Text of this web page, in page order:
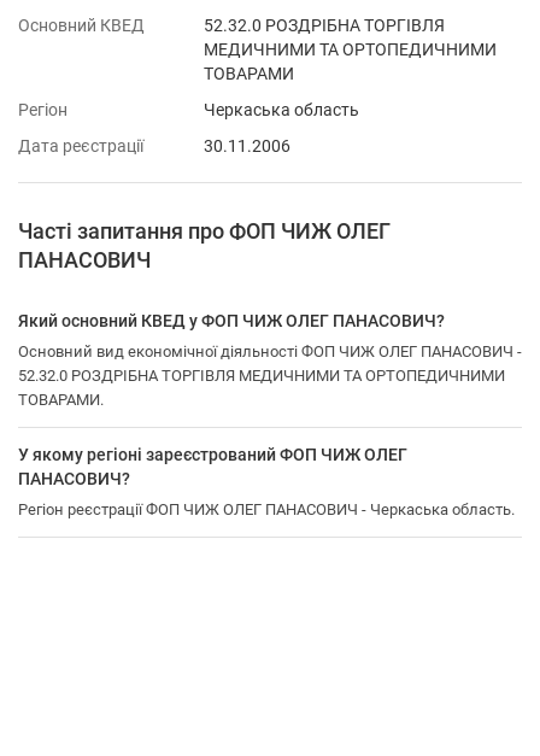
Основний КВЕД
52.32.0 РОЗДРІБНА ТОРГІВЛЯ
МЕДИЧНИМИ ТА ОРТОПЕДИЧНИМИ
ТОВАРАМИ
Регіон
Черкаська область
Дата реєстрації
30.11.2006
Часті запитання про ФОП ЧИЖ ОЛЕГ
ПАНАСОВИЧ
Який основний КВЕД у ФОП ЧИЖ ОЛЕГ ПАНАСОВИЧ?
Основний вид економічної діяльності ФОП ЧИЖ ОЛЕГ ПАНАСОВИЧ -
52.32.0 РОЗДРІБНА ТОРГІВЛЯ МЕДИЧНИМИ ТА ОРТОПЕДИЧНИМИ
ТОВАРАМИ.
У якому регіоні зареєстрований ФОП ЧИЖ ОЛЕГ
ПАНАСОВИЧ?
Регіон реєстрації ФОП ЧИЖ ОЛЕГ ПАНАСОВИЧ - Черкаська область.